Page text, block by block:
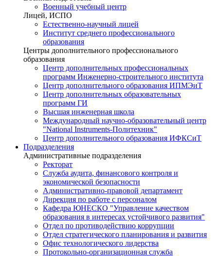
Военный учебный центр
Лицей, ИСПО
Естественно-научный лицей
Институт среднего профессионального
образования
Центры дополнительного профессионального
образования
Центр дополнительных профессиональных
программ Инженерно-строительного института
Центр дополнительного образования ИПМЭиТ
Центр дополнительных образовательных
программ ГИ
Высшая инженерная школа
Международный научно-образовательный центр
"National Instruments-Политехник"
Центр дополнительного образования ИФКСиТ
Подразделения
Административные подразделения
Ректорат
Служба аудита, финансового контроля и
экономической безопасности
Административно-правовой департамент
Дирекция по работе с персоналом
Кафедра ЮНЕСКО "Управление качеством
образования в интересах устойчивого развития"
Отдел по противодействию коррупции
Отдел стратегического планирования и развития
Офис технологического лидерства
Протокольно-организационная служба